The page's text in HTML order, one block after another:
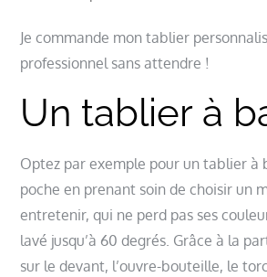
Je commande mon tablier
professionnel sans attendre !
Un tablier à
Optez par exemple pour un tablier à
poche en prenant soin de choisir un
entretenir, qui ne perd pas ses
lavé jusqu’à 60 degrés. Grâce à la
sur le devant, l’ouvre-bouteille, le